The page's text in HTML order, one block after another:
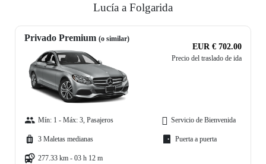
Lucía a Folgarida
Privado Premium (o similar)
EUR € 702.00
Precio del traslado de ida
Mín: 1 - Máx: 3, Pasajeros
3 Maletas medianas
277.33 km - 03 h 12 m
Servicio de Bienvenida
Puerta a puerta